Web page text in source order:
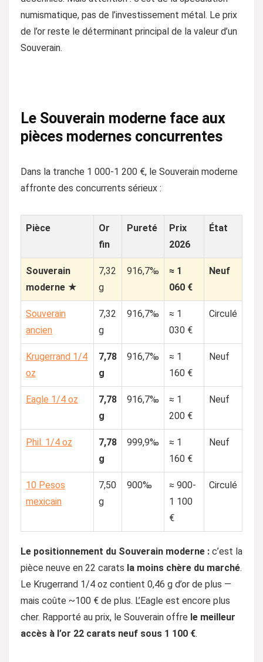
numismatique, pas de l’investissement métal. Le prix
de l’or reste le déterminant principal de la valeur d’un
Souverain.
Le Souverain moderne face aux
pièces modernes concurrentes
Dans la tranche 1 000-1 200 €, le Souverain moderne
affronte des concurrents sérieux :
Pièce
Or
fin
Pureté
Prix
2026
État
Souverain
moderne ★
7,32
g
916,7‰
≈ 1
060 €
Neuf
Souverain
ancien
7,32
g
916,7‰
≈ 1
030 €
Circulé
Krugerrand 1/4
oz
7,78
g
916,7‰
≈ 1
160 €
Neuf
Eagle 1/4 oz
7,78
g
916,7‰
≈ 1
200 €
Neuf
Phil. 1/4 oz
7,78
g
999,9‰
≈ 1
160 €
Neuf
10 Pesos
mexicain
7,50
g
900‰
≈ 900-
1 100
€
Circulé
Le positionnement du Souverain moderne : c’est la
pièce neuve en 22 carats la moins chère du marché.
Le Krugerrand 1/4 oz contient 0,46 g d’or de plus —
mais coûte ~100 € de plus. L’Eagle est encore plus
cher. Rapporté au prix, le Souverain offre le meilleur
accès à l’or 22 carats neuf sous 1 100 €.